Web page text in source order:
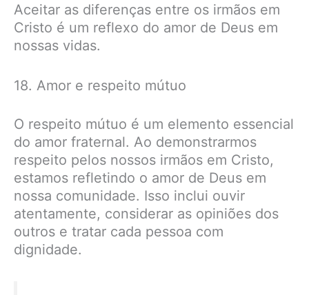
Aceitar as diferenças entre os irmãos em
Cristo é um reflexo do amor de Deus em
nossas vidas.
18. Amor e respeito mútuo
O respeito mútuo é um elemento essencial
do amor fraternal. Ao demonstrarmos
respeito pelos nossos irmãos em Cristo,
estamos refletindo o amor de Deus em
nossa comunidade. Isso inclui ouvir
atentamente, considerar as opiniões dos
outros e tratar cada pessoa com
dignidade.